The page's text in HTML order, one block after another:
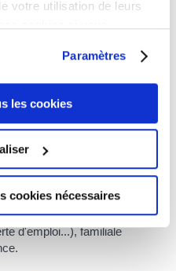
votre utilisation de leurs
Paramètres
les cookies
cookies nécessaires
protection
de l'information légale et
universelle maladie
une prise en charge des
droits. Cette prise en
cas de changement de
d'emploi...), familiale